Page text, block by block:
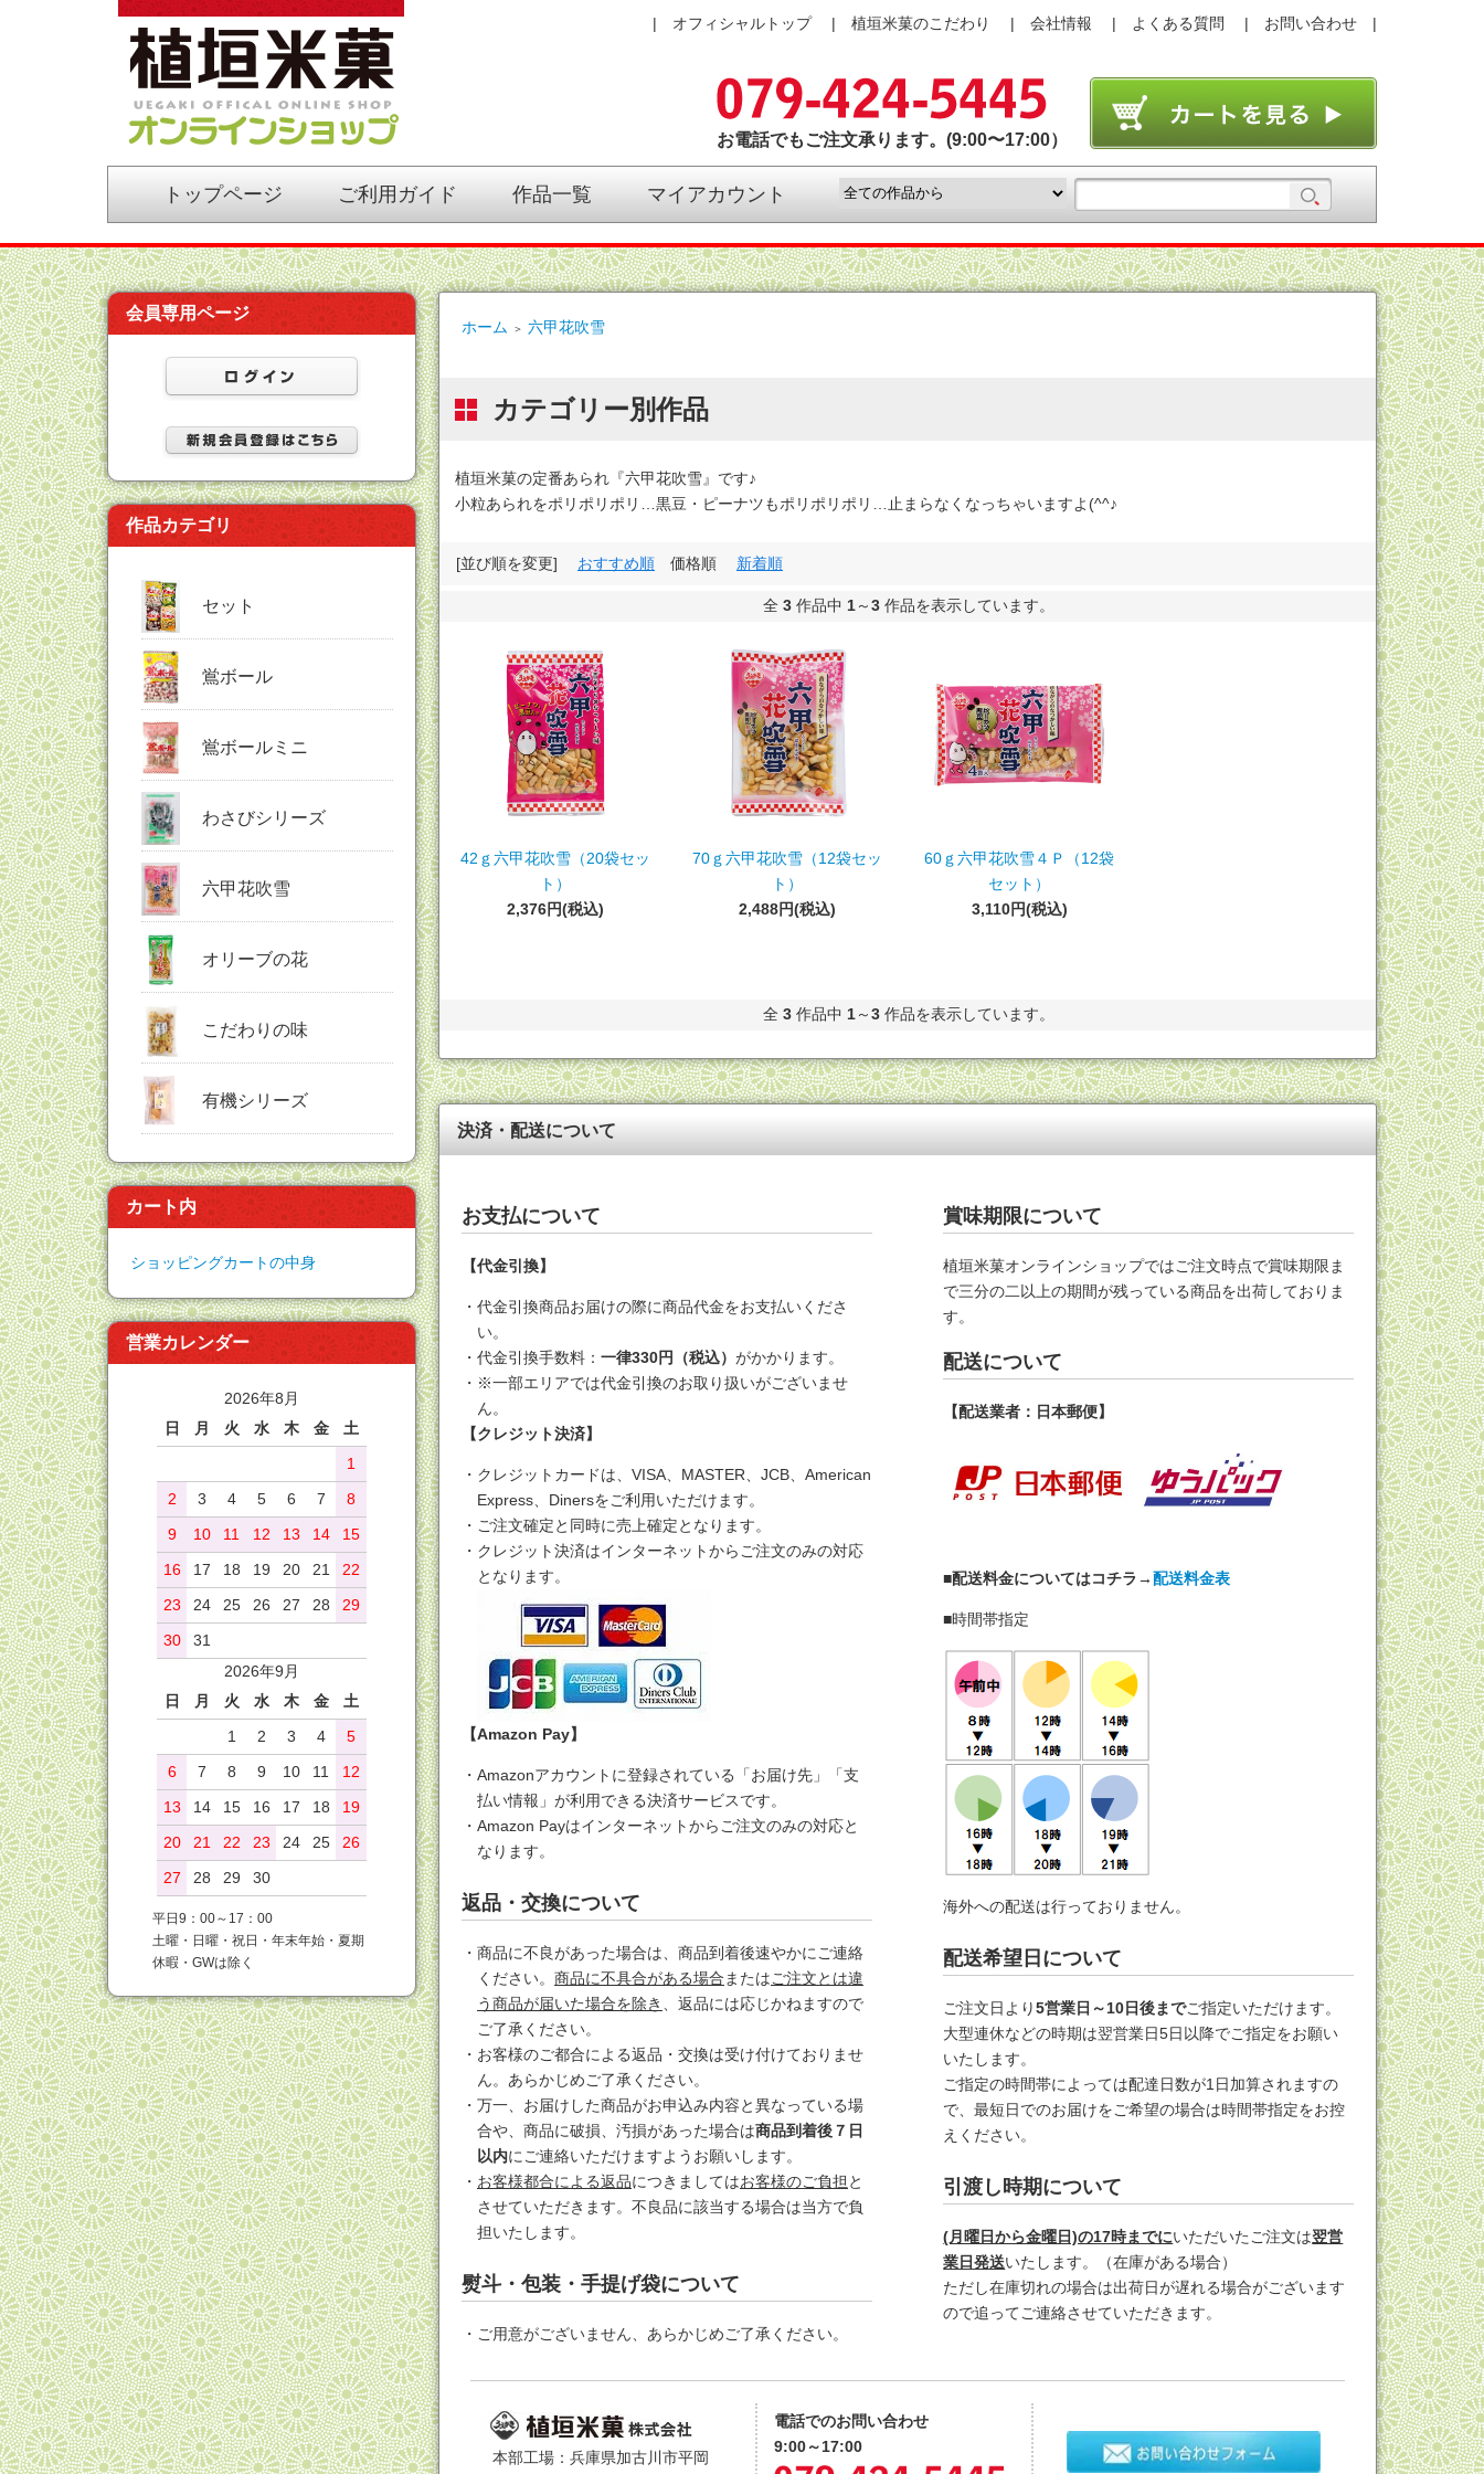
植垣米菓オンライン
ショップ
オフィシャルトップ 植垣米菓のこだわり 会社情報 よくある質問 お問い合わせ
お電話でもご注文承ります。(9:00〜17:00）
トップページ ご利用ガイド 作品一覧 マイアカウント
ホーム ＞ 六甲花吹雪
カテゴリー別作品
植垣米菓の定番あられ『六甲花吹雪』です♪
小粒あられをポリポリポリ…黒豆・ピーナツもポリポリポリ…止まらなくなっちゃいますよ(^^♪
[並び順を変更] おすすめ順 価格順 新着順
全 3作品中 1～3作品を表示しています。
42ｇ六甲花吹雪（20袋セッ
ト）
2,376円(税込)
70ｇ六甲花吹雪（12袋セッ
ト）
2,488円(税込)
60ｇ六甲花吹雪４Ｐ（12袋
セット）
3,110円(税込)
全 3作品中 1～3作品を表示しています。
決済・配送について
お支払について
【代金引換】
代金引換商品お届けの際に商品代金をお支払いくださ
い。
代金引換手数料： 一律330円（税込） がかかります。
※一部エリアでは代金引換のお取り扱いがございませ
ん。
【クレジット決済】
クレジットカードは、VISA、MASTER、JCB、American
Express、Dinersをご利用いただけます。
ご注文確定と同時に売上確定となります。
クレジット決済はインターネットからご注文のみの対応
となります。
【Amazon Pay】
Amazonアカウントに登録されている「お届け先」「支
払い情報」が利用できる決済サービスです。
Amazon Payはインターネットからご注文のみの対応と
なります。
返品・交換について
商品に不良があった場合は、商品到着後速やかにご連絡
ください。 商品に不具合がある場合 またはご注文とは違
う商品が届いた場合を除き
、返品には応じかねますので
ご了承ください。
お客様のご都合による返品・交換は受け付けておりませ
ん。あらかじめご了承ください。
万一、お届けした商品がお申込み内容と異なっている場
合や、商品に破損、汚損があった場合は商品到着後７日
以内にご連絡いただけますようお願いします。
お客様都合による返品につきましてはお客様のご負担 と
させていただきます。不良品に該当する場合は当方で負
担いたします。
熨斗・包装・手提げ袋について
ご用意がございません、あらかじめご了承ください。
賞味期限について
植垣米菓オンラインショップではご注文時点で賞味期限ま
で三分の二以上の期間が残っている商品を出荷しておりま
す。
配送について
【配送業者：日本郵便】
■配送料金についてはコチラ→配送料金表
■時間帯指定
海外への配送は行っておりません。
配送希望日について
ご注文日より5営業日～10日後までご指定いただけます。
大型連休などの時期は翌営業日5日以降でご指定をお願い
いたします。
ご指定の時間帯によっては配達日数が1日加算されますの
で、最短日でのお届けをご希望の場合は時間帯指定をお控
えください。
引渡し時期について
(月曜日から金曜日)の17時までにいただいたご注文は翌営
業日発送いたします。（在庫がある場合）
ただし在庫切れの場合は出荷日が遅れる場合がございます
ので追ってご連絡させていただきます。
本部工場：兵庫県加古川市平岡
電話でのお問い合わせ
9:00～17:00
会員専用ページ
作品カテゴリ
セット
鴬ボール
鴬ボールミニ
わさびシリーズ
六甲花吹雪
オリーブの花
こだわりの味
有機シリーズ
カート内
ショッピングカートの中身
営業カレンダー
2026年8月
日
月 火 水 木 金
土
1
2
3 4 5 6 7
8
9
10 11 12 13 14
15
16
17 18 19 20 21
22
23
24 25 26 27 28
29
30
31
2026年9月
日
月 火 水 木 金
土
1
2 3 4
5
6
7 8 9 10 11
12
13
14 15 16 17 18
19
20
21 22 23 24 25
26
27
28 29 30
平日9：00～17：00
土曜・日曜・祝日・年末年始・夏期
休暇・GWは除く